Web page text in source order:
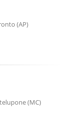
(AP)
(MC)